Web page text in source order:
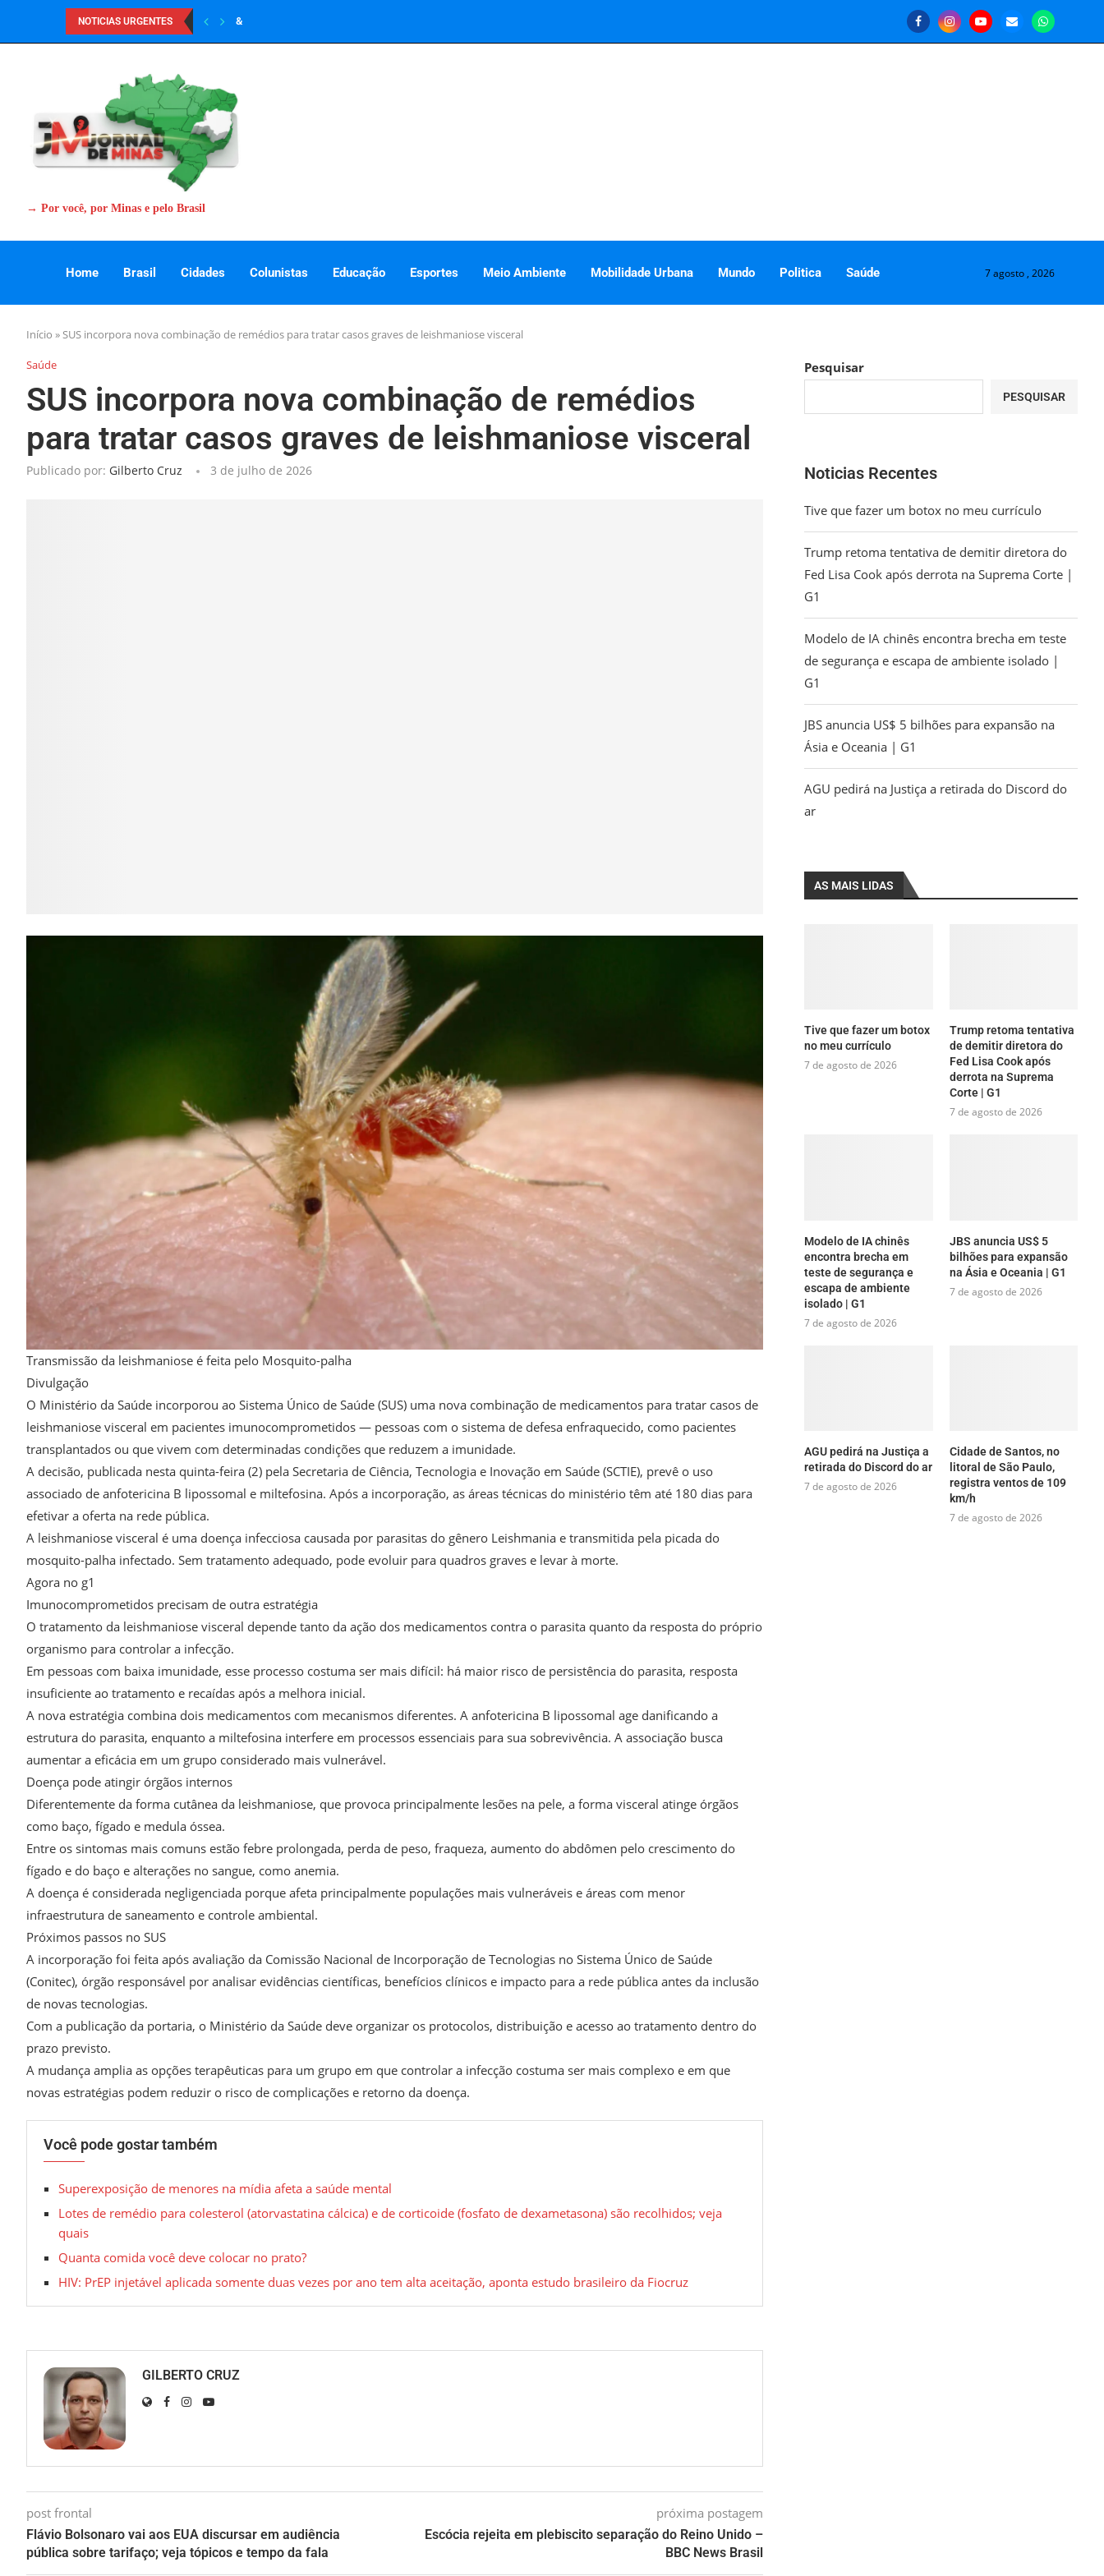
NOTICIAS URGENTES &
→ Por você, por Minas e pelo Brasil
Home Brasil Cidades Colunistas Educação Esportes Meio Ambiente Mobilidade Urbana Mundo Politica Saúde 7 agosto , 2026
Início »SUS incorpora nova combinação de remédios para tratar casos graves de leishmaniose visceral
Saúde
SUS incorpora nova combinação de remédios
para tratar casos graves de leishmaniose visceral
Publicado por: Gilberto Cruz 3 de julho de 2026
Transmissão da leishmaniose é feita pelo Mosquito-palha
Divulgação
O Ministério da Saúde incorporou ao Sistema Único de Saúde (SUS) uma nova combinação de medicamentos para tratar casos de
leishmaniose visceral em pacientes imunocomprometidos — pessoas com o sistema de defesa enfraquecido, como pacientes
transplantados ou que vivem com determinadas condições que reduzem a imunidade.
A decisão, publicada nesta quinta-feira (2) pela Secretaria de Ciência, Tecnologia e Inovação em Saúde (SCTIE), prevê o uso
associado de anfotericina B lipossomal e miltefosina. Após a incorporação, as áreas técnicas do ministério têm até 180 dias para
efetivar a oferta na rede pública.
A leishmaniose visceral é uma doença infecciosa causada por parasitas do gênero Leishmania e transmitida pela picada do
mosquito-palha infectado. Sem tratamento adequado, pode evoluir para quadros graves e levar à morte.
Agora no g1
Imunocomprometidos precisam de outra estratégia
O tratamento da leishmaniose visceral depende tanto da ação dos medicamentos contra o parasita quanto da resposta do próprio
organismo para controlar a infecção.
Em pessoas com baixa imunidade, esse processo costuma ser mais difícil: há maior risco de persistência do parasita, resposta
insuficiente ao tratamento e recaídas após a melhora inicial.
A nova estratégia combina dois medicamentos com mecanismos diferentes. A anfotericina B lipossomal age danificando a
estrutura do parasita, enquanto a miltefosina interfere em processos essenciais para sua sobrevivência. A associação busca
aumentar a eficácia em um grupo considerado mais vulnerável.
Doença pode atingir órgãos internos
Diferentemente da forma cutânea da leishmaniose, que provoca principalmente lesões na pele, a forma visceral atinge órgãos
como baço, fígado e medula óssea.
Entre os sintomas mais comuns estão febre prolongada, perda de peso, fraqueza, aumento do abdômen pelo crescimento do
fígado e do baço e alterações no sangue, como anemia.
A doença é considerada negligenciada porque afeta principalmente populações mais vulneráveis e áreas com menor
infraestrutura de saneamento e controle ambiental.
Próximos passos no SUS
A incorporação foi feita após avaliação da Comissão Nacional de Incorporação de Tecnologias no Sistema Único de Saúde
(Conitec), órgão responsável por analisar evidências científicas, benefícios clínicos e impacto para a rede pública antes da inclusão
de novas tecnologias.
Com a publicação da portaria, o Ministério da Saúde deve organizar os protocolos, distribuição e acesso ao tratamento dentro do
prazo previsto.
A mudança amplia as opções terapêuticas para um grupo em que controlar a infecção costuma ser mais complexo e em que
novas estratégias podem reduzir o risco de complicações e retorno da doença.
Você pode gostar também
Superexposição de menores na mídia afeta a saúde mental
Lotes de remédio para colesterol (atorvastatina cálcica) e de corticoide (fosfato de dexametasona) são recolhidos; veja
quais
Quanta comida você deve colocar no prato?
HIV: PrEP injetável aplicada somente duas vezes por ano tem alta aceitação, aponta estudo brasileiro da Fiocruz
GILBERTO CRUZ
post frontal
Flávio Bolsonaro vai aos EUA discursar em audiência
pública sobre tarifaço; veja tópicos e tempo da fala
próxima postagem
Escócia rejeita em plebiscito separação do Reino Unido –
BBC News Brasil
Pesquisar
PESQUISAR
Noticias Recentes
Tive que fazer um botox no meu currículo
Trump retoma tentativa de demitir diretora do
Fed Lisa Cook após derrota na Suprema Corte |
G1
Modelo de IA chinês encontra brecha em teste
de segurança e escapa de ambiente isolado |
G1
JBS anuncia US$ 5 bilhões para expansão na
Ásia e Oceania | G1
AGU pedirá na Justiça a retirada do Discord do
ar
AS MAIS LIDAS
Tive que fazer um botox
no meu currículo
7 de agosto de 2026
Trump retoma tentativa
de demitir diretora do
Fed Lisa Cook após
derrota na Suprema
Corte | G1
7 de agosto de 2026
Modelo de IA chinês
encontra brecha em
teste de segurança e
escapa de ambiente
isolado | G1
7 de agosto de 2026
JBS anuncia US$ 5
bilhões para expansão
na Ásia e Oceania | G1
7 de agosto de 2026
AGU pedirá na Justiça a
retirada do Discord do ar
7 de agosto de 2026
Cidade de Santos, no
litoral de São Paulo,
registra ventos de 109
km/h
7 de agosto de 2026